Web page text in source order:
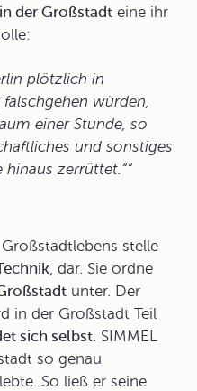
der Großstadt eine ihr
plötzlich in
würden,
einer Stunde, so
und sonstiges
hinaus zerrüttet.“
stelle
, dar. Sie ordne
unter. Der
in der Großstadt Teil
sich selbst. SIMMEL
so genau
So ließ er seine